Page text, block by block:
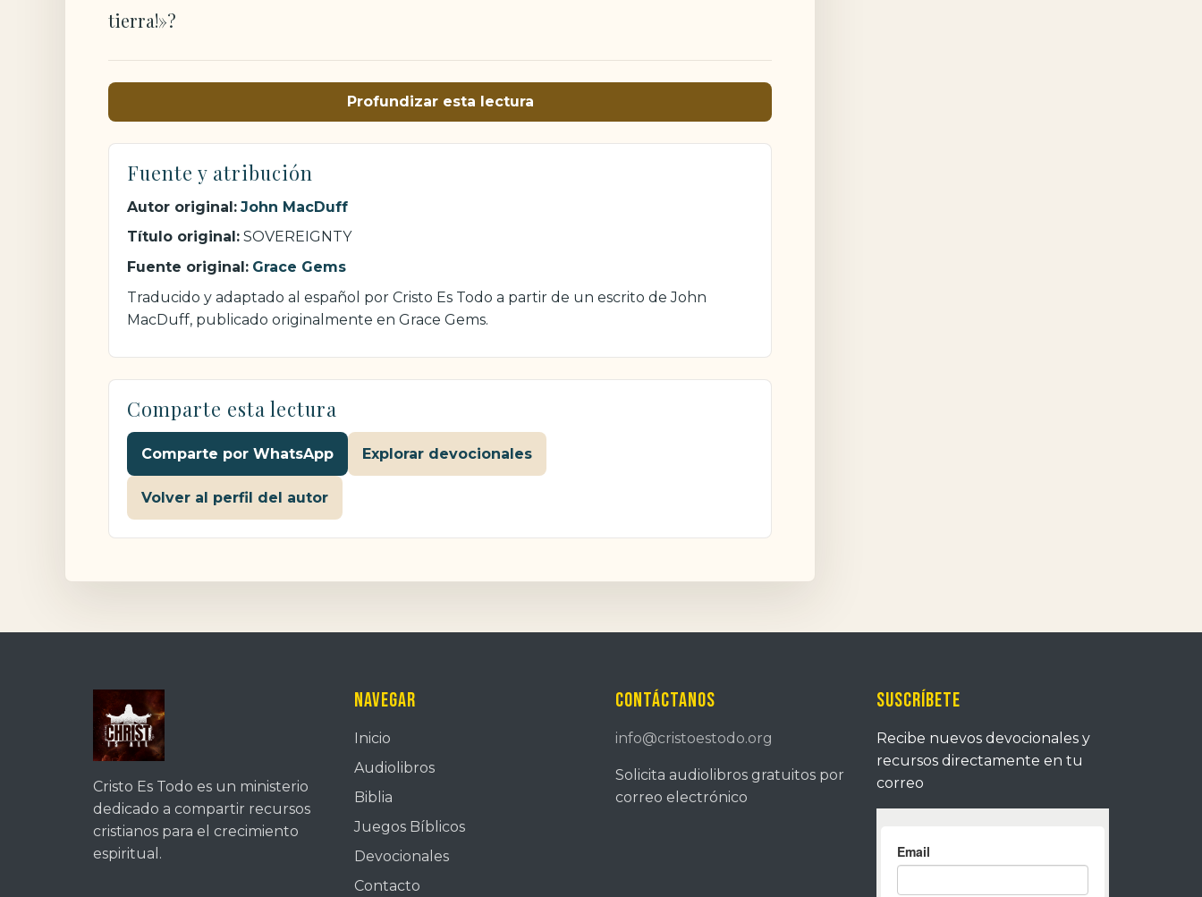
tierra!»?
Profundizar esta lectura
Fuente y atribución
Autor original: John MacDuff
Título original: SOVEREIGNTY
Fuente original: Grace Gems
Traducido y adaptado al español por Cristo Es Todo a partir de un escrito de John
MacDuff, publicado originalmente en Grace Gems.
Comparte esta lectura
Comparte por WhatsApp Explorar devocionales
Volver al perfil del autor
Cristo Es Todo es un ministerio
dedicado a compartir recursos
cristianos para el crecimiento
espiritual.
Navegar
Inicio
Audiolibros
Biblia
Juegos Bíblicos
Devocionales
Contacto
Contáctanos
info@cristoestodo.org
Solicita audiolibros gratuitos por
correo electrónico
Suscríbete
Recibe nuevos devocionales y
recursos directamente en tu
correo